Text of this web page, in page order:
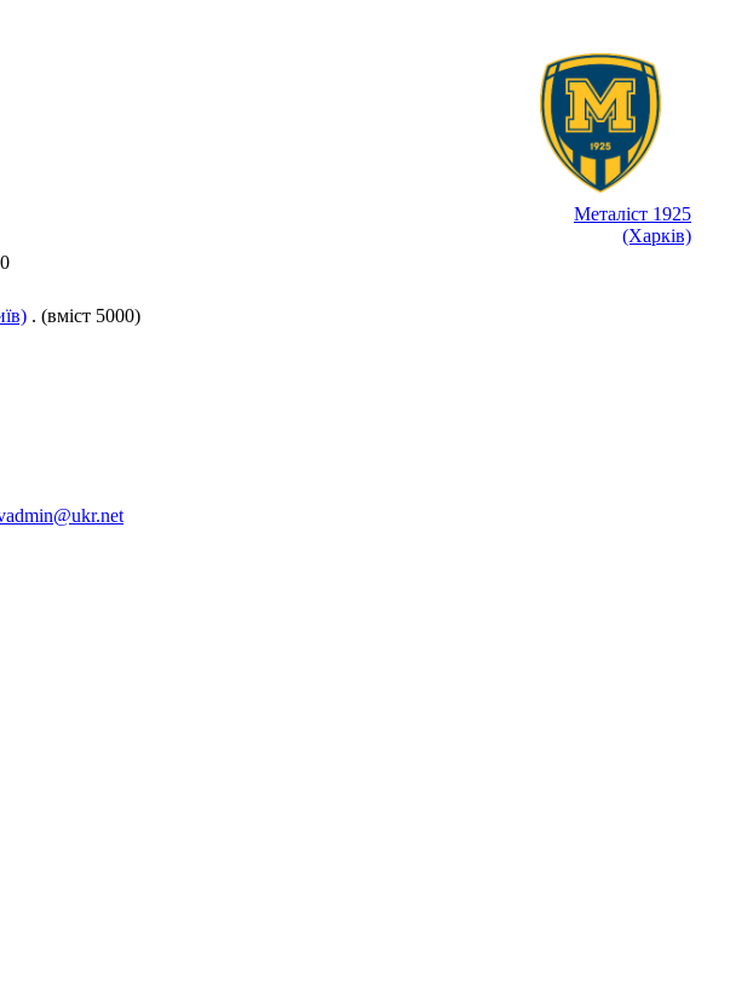
Металіст 1925
(Харків)
. (вміст 5000)